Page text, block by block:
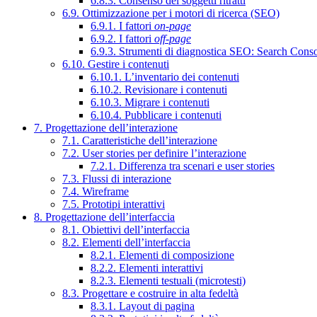
6.9. Ottimizzazione per i motori di ricerca (SEO)
6.9.1. I fattori on-page
6.9.2. I fattori off-page
6.9.3. Strumenti di diagnostica SEO: Search
6.10. Gestire i contenuti
6.10.1. L’inventario dei contenuti
6.10.2. Revisionare i contenuti
6.10.3. Migrare i contenuti
6.10.4. Pubblicare i contenuti
7. Progettazione dell’interazione
7.1. Caratteristiche dell’interazione
7.2. User stories per definire l’interazione
7.2.1. Differenza tra scenari e user stories
7.3. Flussi di interazione
7.4. Wireframe
7.5. Prototipi interattivi
8. Progettazione dell’interfaccia
8.1. Obiettivi dell’interfaccia
8.2. Elementi dell’interfaccia
8.2.1. Elementi di composizione
8.2.2. Elementi interattivi
8.2.3. Elementi testuali (microtesti)
8.3. Progettare e costruire in alta fedeltà
8.3.1. Layout di pagina